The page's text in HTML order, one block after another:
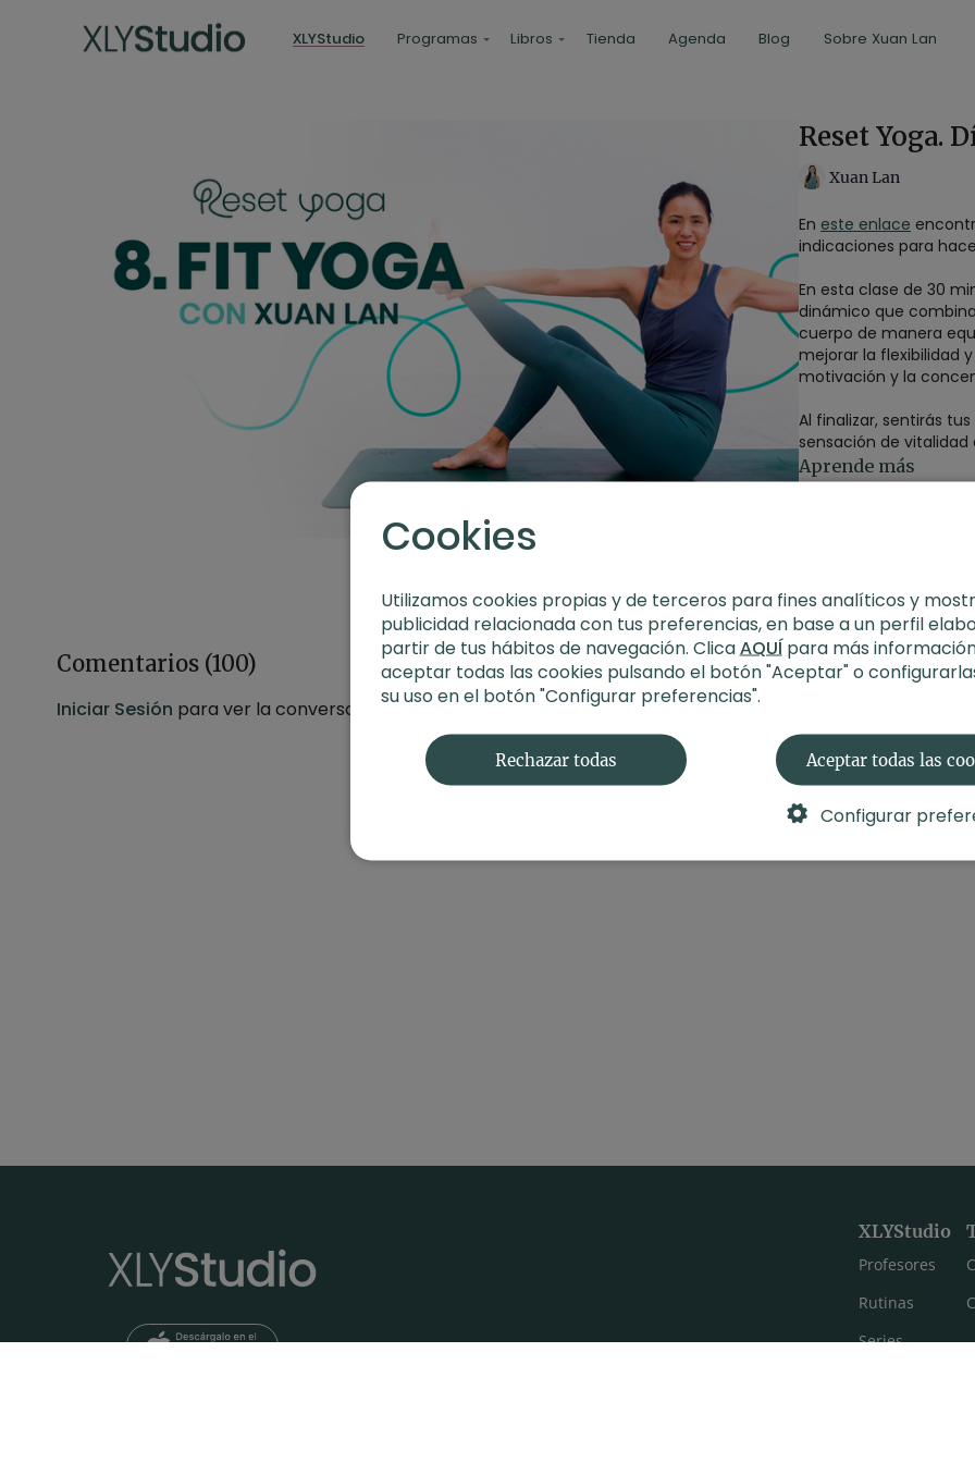
XLYStudio Programas Libros Tienda Agenda Blog Sobre Xuan Lan
Reset Yoga.
Xuan Lan
En este enlace
indicaciones para
En esta clase de 30
dinámico que
cuerpo de manera
mejorar la flexibilidad
motivación y la
Al finalizar, sentirás
sensación de
para empezar la
movimiento
Nivel: multinivel
Intensidad: 3
Material : sin material
Enfoque: equilibrio,
Aprende más
Comentarios (100)
Iniciar Sesión para ver la conversación
XLYStudio
Profesores
Rutinas
Series
Cookies
Utilizamos cookies propias y de terceros para fines analíticos y
publicidad relacionada con tus preferencias, en base a un perfil
partir de tus hábitos de navegación. ClicaAQUÍpara más
aceptar todas las cookies pulsando el botón "Aceptar" o
su uso en el botón "Configurar preferencias".
Rechazar todas Aceptar todas las
Configurar